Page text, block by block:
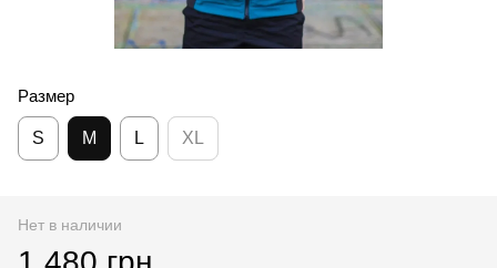
Размер
S M L XL
Нет в наличии